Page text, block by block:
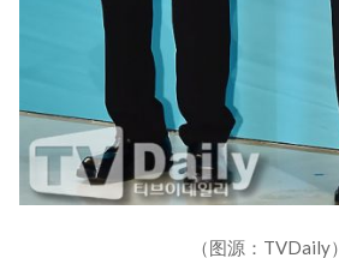
（图源：TVDaily）